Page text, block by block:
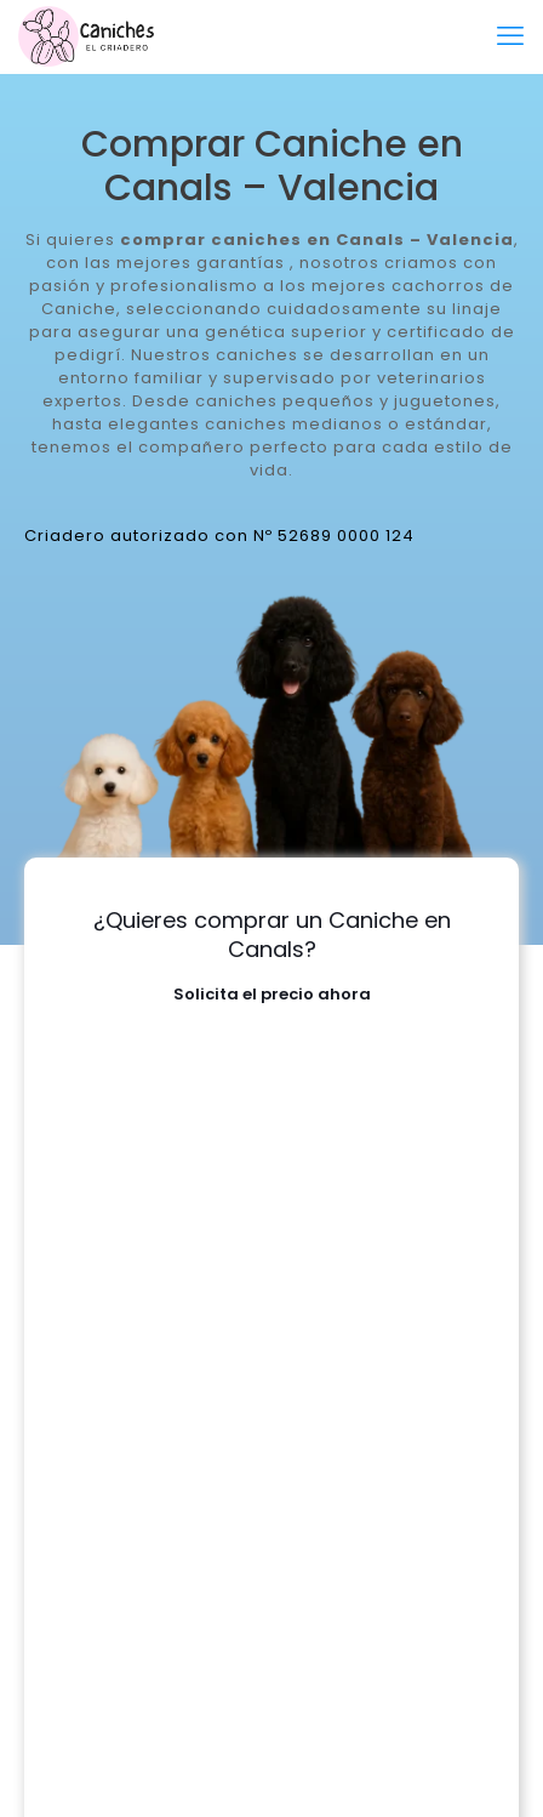
Comprar Caniche en
Canals – Valencia
Si quieres comprar caniches en Canals – Valencia,
con las mejores garantías , nosotros criamos con
pasión y profesionalismo a los mejores cachorros de
Caniche, seleccionando cuidadosamente su linaje
para asegurar una genética superior y certificado de
pedigrí. Nuestros caniches se desarrollan en un
entorno familiar y supervisado por veterinarios
expertos. Desde caniches pequeños y juguetones,
hasta elegantes caniches medianos o estándar,
tenemos el compañero perfecto para cada estilo de
vida.
Criadero autorizado con Nº 52689 0000 124
¿Quieres comprar un Caniche en
Canals?
Solicita el precio ahora